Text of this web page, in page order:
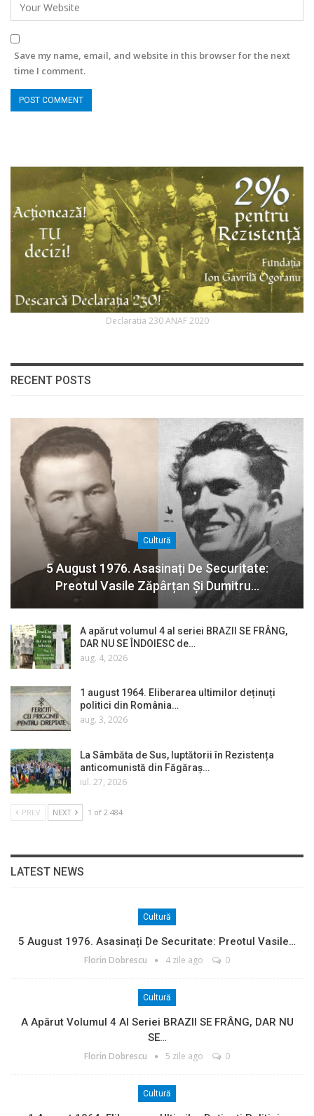
Save my name, email, and website in this browser for the next
time I comment.
Declaratia 230 ANAF 2020
RECENT POSTS
Cultură
5 August 1976. Asasinați De Securitate:
Preotul Vasile Zăpârțan Și Dumitru…
A apărut volumul 4 al seriei BRAZII SE FRÂNG,
DAR NU SE ÎNDOIESC de…
aug. 4, 2026
1 august 1964. Eliberarea ultimilor deținuți
politici din România…
aug. 3, 2026
La Sâmbăta de Sus, luptătorii în Rezistența
anticomunistă din Făgăraș…
iul. 27, 2026
PREV NEXT 1 of 2.484
LATEST NEWS
Cultură
5 August 1976. Asasinați De Securitate: Preotul Vasile…
Florin Dobrescu 4 zile ago 0
Cultură
A Apărut Volumul 4 Al Seriei BRAZII SE FRÂNG, DAR NU
SE…
Florin Dobrescu 5 zile ago 0
Cultură